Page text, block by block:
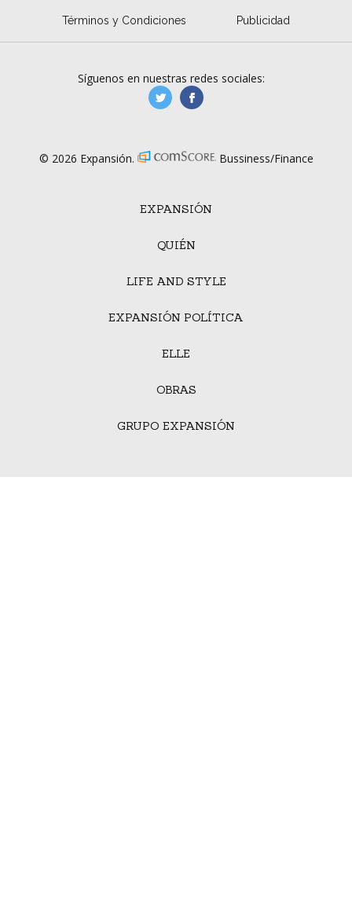
Términos y Condiciones Publicidad
EXPANSIÓN
QUIÉN
LIFE AND STYLE
EXPANSIÓN POLÍTICA
ELLE
OBRAS
GRUPO EXPANSIÓN
Síguenos en nuestras redes sociales:
manufacturaGE
© 2026 Expansión. Bussiness/Finance